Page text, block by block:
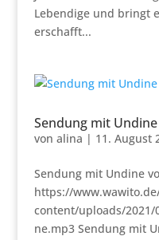
Lebendige und bringt
erschafft...
Sendung mit Undine
von alina | 11. August
Sendung mit Undine
https://
content/uploads/2021/
ne.mp3 Sendung mit